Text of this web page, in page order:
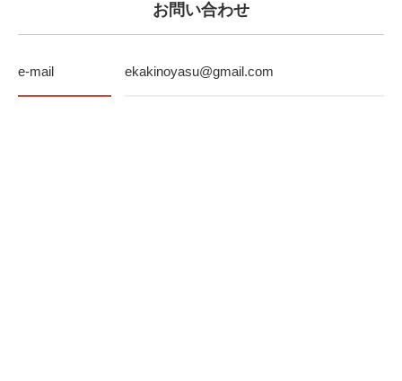
お問い合わせ
e-mail ekakinoyasu@gmail.com